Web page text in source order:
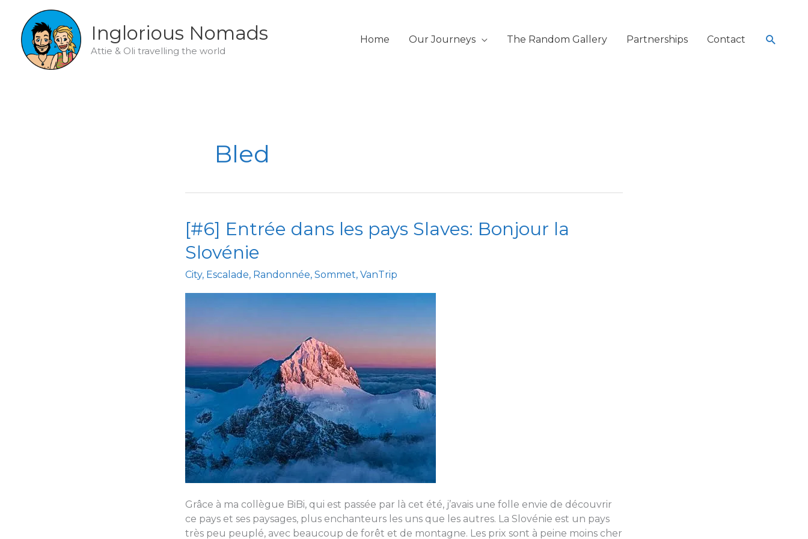
content
Inglorious Nomads
Attie & Oli travelling the world
Home Our Journeys The Random Gallery Partnerships Contact Search
Bled
[#6] Entrée dans les pays Slaves: Bonjour la
Slovénie
City, Escalade, Randonnée, Sommet, VanTrip
Grâce à ma collègue BiBi, qui est passée par là cet été, j’avais une folle envie de découvrir
ce pays et ses paysages, plus enchanteurs les uns que les autres. La Slovénie est un pays
très peu peuplé, avec beaucoup de forêt et de montagne. Les prix sont à peine moins cher